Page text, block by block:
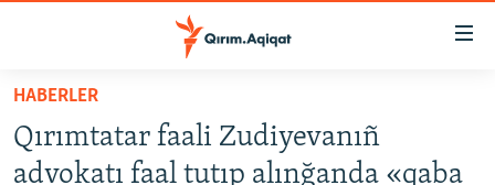
Esas
qaytmaq
Baş
SİYASET
HABERLER
Qırımtatar faali Zudiyevanıñ
advokatı faal tutıp alınğanda «qaba